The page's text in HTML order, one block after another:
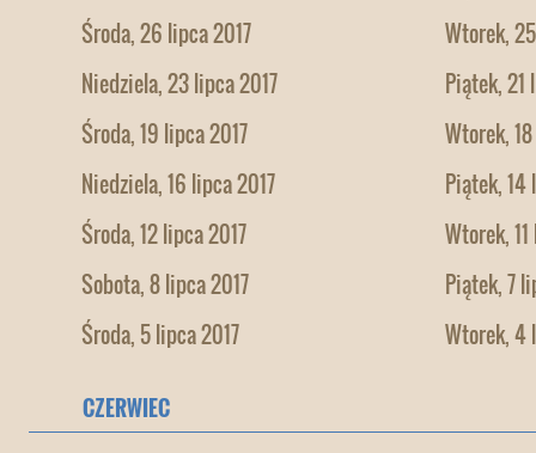
Środa, 26 lipca 2017
Wtorek,
Niedziela, 23 lipca 2017
Piątek, 21
Środa, 19 lipca 2017
Wtorek,
Niedziela, 16 lipca 2017
Piątek, 14
Środa, 12 lipca 2017
Wtorek,
Sobota, 8 lipca 2017
Piątek, 7
Środa, 5 lipca 2017
Wtorek, 4
CZERWIEC